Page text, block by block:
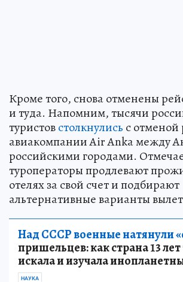
Кроме того, снова отменены
и туда. Напомним, тысячи
туристовстолкнулись с отменой
авиакомпании Air Anka между
российскими городами.
туроператоры продлевают
отелях за свой счет и подбирают
альтернативные варианты
Над СССР военные натянули
пришельцев: как страна 13
искала и изучала
НАУКА